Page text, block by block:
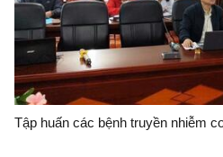
Tập huấn các bệnh truyền nhiễm